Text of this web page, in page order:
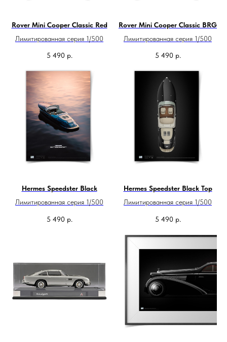
Rover Mini Cooper Classic Red
Лимитированная серия 1/500
5 490 р.
Rover Mini Cooper Classic BRG
Лимитированная серия 1/500
5 490 р.
Hermes Speedster Black
Лимитированная серия 1/500
5 490 р.
Hermes Speedster Black Top
Лимитированная серия 1/500
5 490 р.